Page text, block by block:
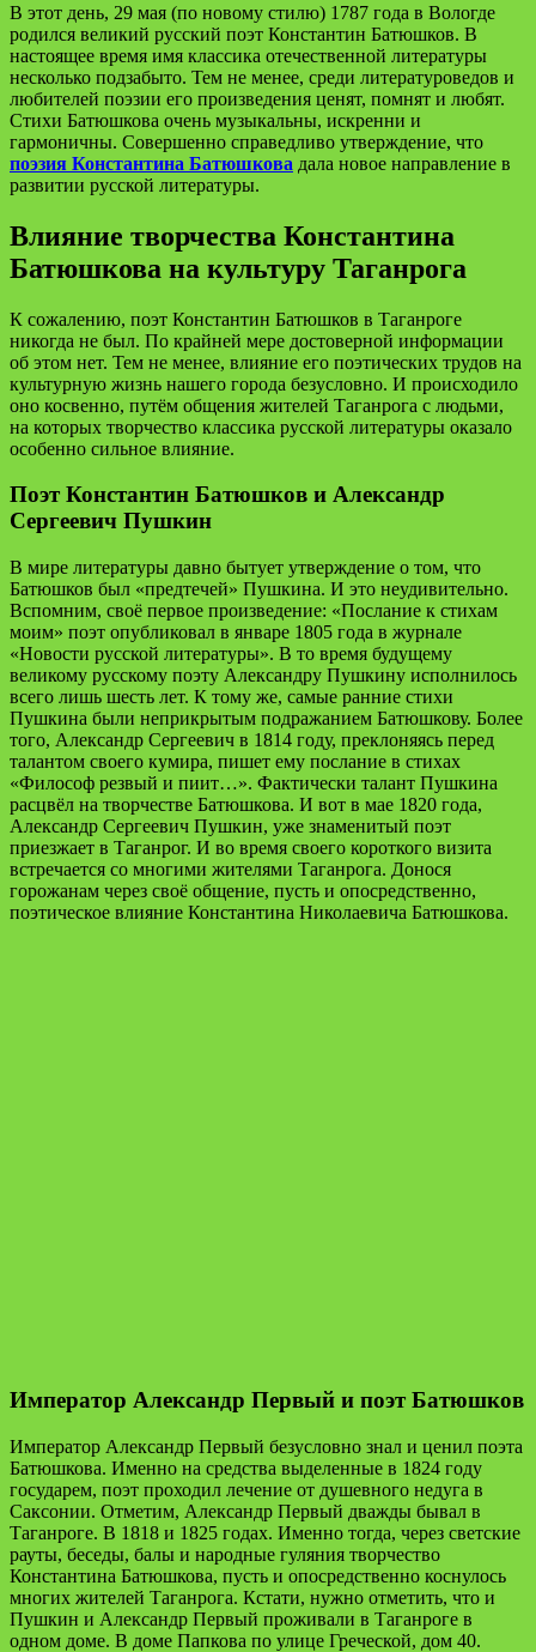
В этот день, 29 мая (по новому стилю) 1787 года в Вологде
родился великий русский поэт Константин Батюшков. В
настоящее время имя классика отечественной литературы
несколько подзабыто. Тем не менее, среди литературоведов и
любителей поэзии его произведения ценят, помнят и любят.
Стихи Батюшкова очень музыкальны, искренни и
гармоничны. Совершенно справедливо утверждение, что
поэзия Константина Батюшкова дала новое направление в
развитии русской литературы.
Влияние творчества Константина
Батюшкова на культуру Таганрога
К сожалению, поэт Константин Батюшков в Таганроге
никогда не был. По крайней мере достоверной информации
об этом нет. Тем не менее, влияние его поэтических трудов на
культурную жизнь нашего города безусловно. И происходило
оно косвенно, путём общения жителей Таганрога с людьми,
на которых творчество классика русской литературы оказало
особенно сильное влияние.
Поэт Константин Батюшков и Александр
Сергеевич Пушкин
В мире литературы давно бытует утверждение о том, что
Батюшков был «предтечей» Пушкина. И это неудивительно.
Вспомним, своё первое произведение: «Послание к стихам
моим» поэт опубликовал в январе 1805 года в журнале
«Новости русской литературы». В то время будущему
великому русскому поэту Александру Пушкину исполнилось
всего лишь шесть лет. К тому же, самые ранние стихи
Пушкина были неприкрытым подражанием Батюшкову. Более
того, Александр Сергеевич в 1814 году, преклоняясь перед
талантом своего кумира, пишет ему послание в стихах
«Философ резвый и пиит…». Фактически талант Пушкина
расцвёл на творчестве Батюшкова. И вот в мае 1820 года,
Александр Сергеевич Пушкин, уже знаменитый поэт
приезжает в Таганрог. И во время своего короткого визита
встречается со многими жителями Таганрога. Донося
горожанам через своё общение, пусть и опосредственно,
поэтическое влияние Константина Николаевича Батюшкова.
Император Александр Первый и поэт Батюшков
Император Александр Первый безусловно знал и ценил поэта
Батюшкова. Именно на средства выделенные в 1824 году
государем, поэт проходил лечение от душевного недуга в
Саксонии. Отметим, Александр Первый дважды бывал в
Таганроге. В 1818 и 1825 годах. Именно тогда, через светские
рауты, беседы, балы и народные гуляния творчество
Константина Батюшкова, пусть и опосредственно коснулось
многих жителей Таганрога. Кстати, нужно отметить, что и
Пушкин и Александр Первый проживали в Таганроге в
одном доме. В доме Папкова по улице Греческой, дом 40.